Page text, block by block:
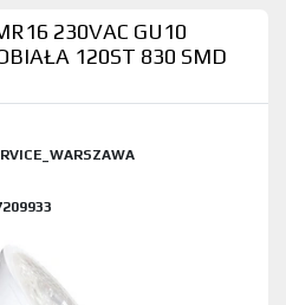
230VAC GU10
120ST 830 SMD